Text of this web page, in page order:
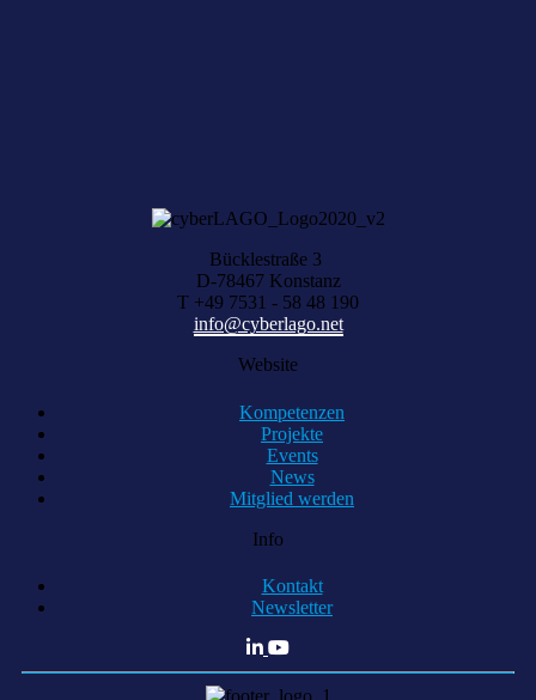
Bücklestraße 3
D-78467 Konstanz
T +49 7531 - 58 48 190
info@cyberlago.net
Website
Kompetenzen
Projekte
Events
News
Mitglied werden
Info
Kontakt
Newsletter